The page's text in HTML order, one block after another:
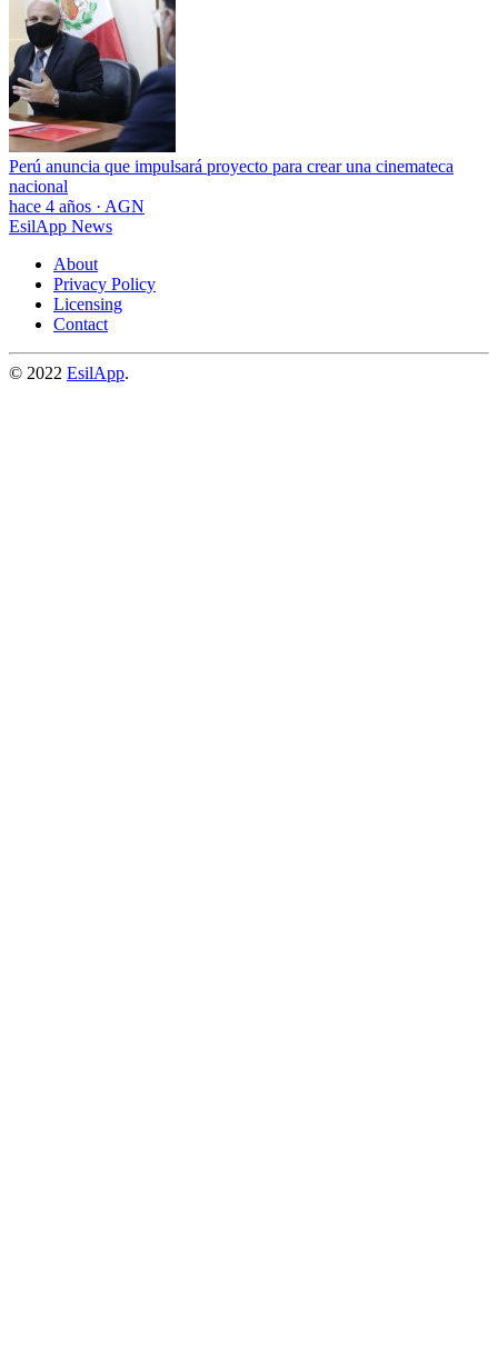
Perú anuncia que impulsará proyecto para crear una cinemateca
nacional
hace 4 años · AGN
EsilApp News
About
Privacy Policy
Licensing
Contact
© 2022 EsilApp.